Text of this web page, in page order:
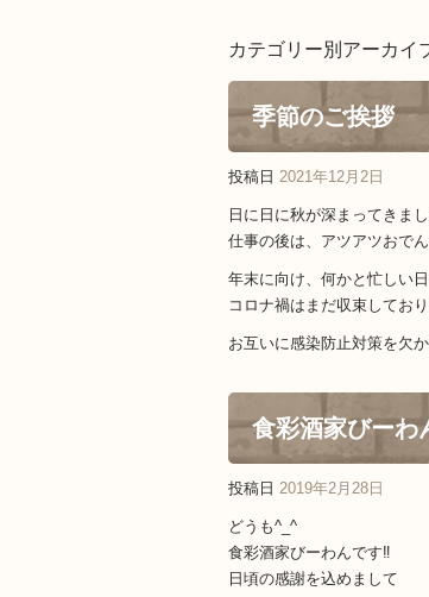
カテゴリー別アーカイ
季節のご挨拶
投稿日 2021年12月2日
日に日に秋が深まってきまし
仕事の後は、アツアツおで
年末に向け、何かと忙しい日
コロナ禍はまだ収束しており
お互いに感染防止対策を欠
食彩酒家びーわ
投稿日 2019年2月28日
どうも^_^
食彩酒家びーわんです‼️
日頃の感謝を込めまして